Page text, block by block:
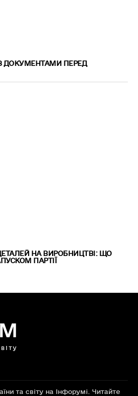
ДОКУМЕНТАМИ ПЕРЕД
НА ВИРОБНИЦТВІ: ЩО
ПАРТІЇ
та світу на Інфорумі. Читайте